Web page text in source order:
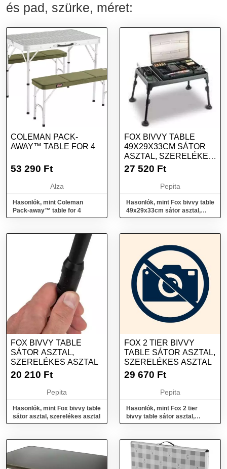
és pad, szürke, méret:
COLEMAN PACK-
AWAY™ TABLE FOR 4
53 290 Ft
Alza
Hasonlók, mint Coleman
Pack-away™ table for 4
FOX BIVVY TABLE
49X29X33CM SÁTOR
ASZTAL, SZERELÉKES
ASZTAL
27 520 Ft
Pepita
Hasonlók, mint Fox bivvy table
49x29x33cm sátor asztal,
szerelékes asztal
FOX BIVVY TABLE
SÁTOR ASZTAL,
SZERELÉKES ASZTAL
20 210 Ft
Pepita
Hasonlók, mint Fox bivvy table
sátor asztal, szerelékes asztal
FOX 2 TIER BIVVY
TABLE SÁTOR ASZTAL,
SZERELÉKES ASZTAL
29 670 Ft
Pepita
Hasonlók, mint Fox 2 tier
bivvy table sátor asztal,
szerelékes asztal